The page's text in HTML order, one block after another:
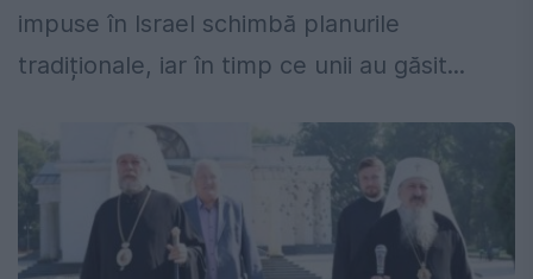
impuse în Israel schimbă planurile
tradiționale, iar în timp ce unii au găsit...